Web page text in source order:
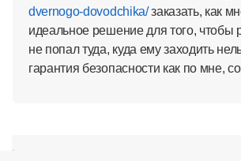
dvernogo-dovodchika/заказать, как
идеальное решение для того, чтобы
не попал туда, куда ему заходить
гарантия безопасности как по мне,